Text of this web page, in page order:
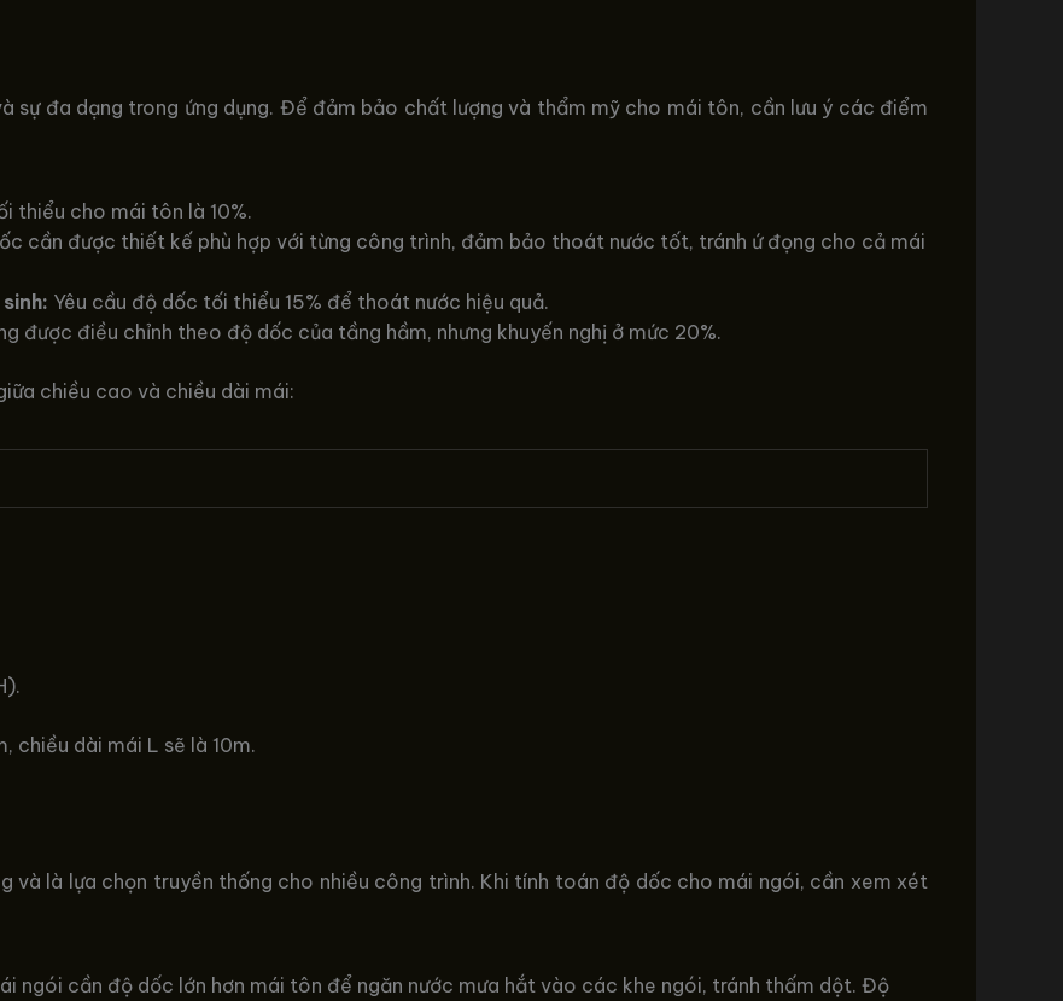
sự đa dạng trong ứng dụng. Để đảm bảo chất lượng và thẩm mỹ cho mái tôn, cần lưu ý các điểm
thiểu cho mái tôn là 10%.
cần được thiết kế phù hợp với từng công trình, đảm bảo thoát nước tốt, tránh ứ đọng cho cả mái
Yêu cầu độ dốc tối thiểu 15% để thoát nước hiệu quả.
được điều chỉnh theo độ dốc của tầng hầm, nhưng khuyến nghị ở mức 20%.
chiều cao và chiều dài mái:
chiều dài mái L sẽ là 10m.
và là lựa chọn truyền thống cho nhiều công trình. Khi tính toán độ dốc cho mái ngói, cần xem xét
ngói cần độ dốc lớn hơn mái tôn để ngăn nước mưa hắt vào các khe ngói, tránh thấm dột. Độ